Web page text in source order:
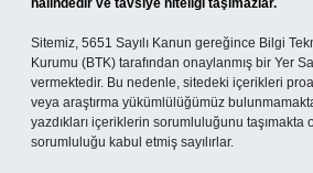
halindedir ve tavsiye niteliği taşımazlar.
Sitemiz, 5651 Sayılı Kanun gereğince Bilgi
Kurumu (BTK) tarafından onaylanmış bir Yer
vermektedir. Bu nedenle, sitedeki içerikleri
veya araştırma yükümlülüğümüz
yazdıkları içeriklerin sorumluluğunu taşımakta
sorumluluğu kabul etmiş sayılırlar.